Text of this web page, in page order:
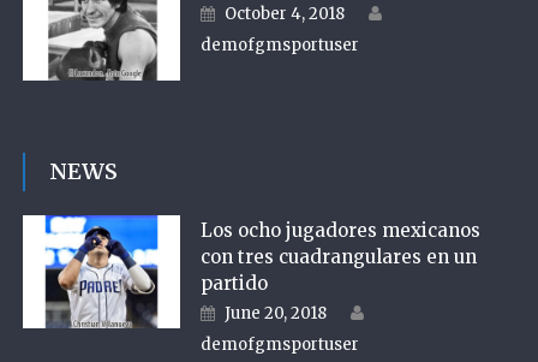
Posted on
October 4, 2018
demofgmsportuser
NEWS
Los ocho jugadores mexicanos
con tres cuadrangulares en un
partido
Posted on
June 20, 2018
demofgmsportuser